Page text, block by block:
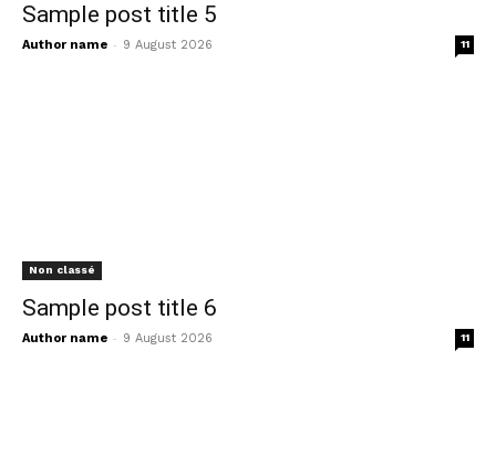
Sample post title 5
Author name - 9 August 2026 11
Non classé
Sample post title 6
Author name - 9 August 2026 11